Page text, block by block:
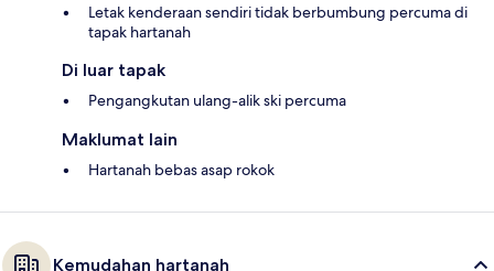
Letak kenderaan sendiri tidak berbumbung percuma di
tapak hartanah
Di luar tapak
Pengangkutan ulang-alik ski percuma
Maklumat lain
Hartanah bebas asap rokok
Kemudahan hartanah